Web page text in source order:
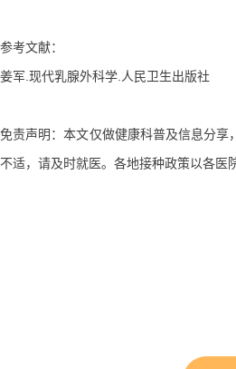
参考文献：
姜军.现代乳腺外科学.人民卫生出版社
免责声明：本文仅做健康科普及信息分
不适，请及时就医。各地接种政策以各